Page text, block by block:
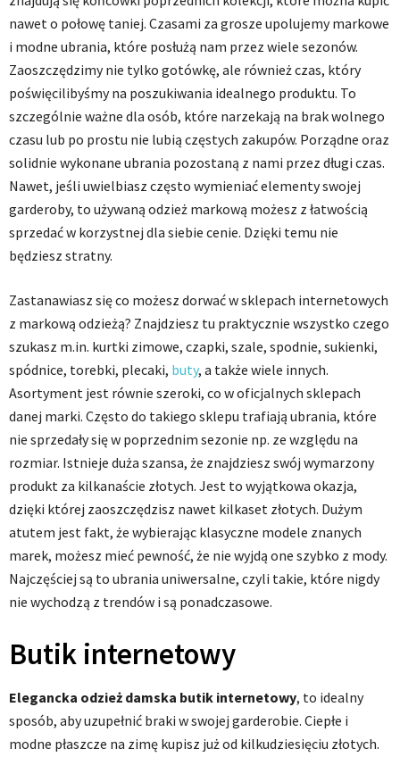
nawet o połowę taniej. Czasami za grosze upolujemy markowe
i modne ubrania, które posłużą nam przez wiele sezonów.
Zaoszczędzimy nie tylko gotówkę, ale również czas, który
poświęcilibyśmy na poszukiwania idealnego produktu. To
szczególnie ważne dla osób, które narzekają na brak wolnego
czasu lub po prostu nie lubią częstych zakupów. Porządne oraz
solidnie wykonane ubrania pozostaną z nami przez długi czas.
Nawet, jeśli uwielbiasz często wymieniać elementy swojej
garderoby, to używaną odzież markową możesz z łatwością
sprzedać w korzystnej dla siebie cenie. Dzięki temu nie
będziesz stratny.
Zastanawiasz się co możesz dorwać w sklepach internetowych
z markową odzieżą? Znajdziesz tu praktycznie wszystko czego
szukasz m.in. kurtki zimowe, czapki, szale, spodnie, sukienki,
spódnice, torebki, plecaki, buty, a także wiele innych.
Asortyment jest równie szeroki, co w oficjalnych sklepach
danej marki. Często do takiego sklepu trafiają ubrania, które
nie sprzedały się w poprzednim sezonie np. ze względu na
rozmiar. Istnieje duża szansa, że znajdziesz swój wymarzony
produkt za kilkanaście złotych. Jest to wyjątkowa okazja,
dzięki której zaoszczędzisz nawet kilkaset złotych. Dużym
atutem jest fakt, że wybierając klasyczne modele znanych
marek, możesz mieć pewność, że nie wyjdą one szybko z mody.
Najczęściej są to ubrania uniwersalne, czyli takie, które nigdy
nie wychodzą z trendów i są ponadczasowe.
Butik internetowy
Elegancka odzież damska butik internetowy, to idealny
sposób, aby uzupełnić braki w swojej garderobie. Ciepłe i
modne płaszcze na zimę kupisz już od kilkudziesięciu złotych.